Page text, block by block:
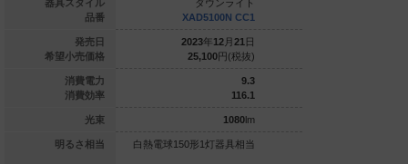
器具スタイル
品番
発売日
希望小売価格
消費電力
消費効率
光束
明るさ相当
ダウンライト
円(税抜)
4.5
107.7
球60形1灯器
ダウンライト
XAD5100N CC1
2023年12 月 21 日
25,100円(税抜)
9.3
116.1
1080lm
白熱電球150形1灯器具相当